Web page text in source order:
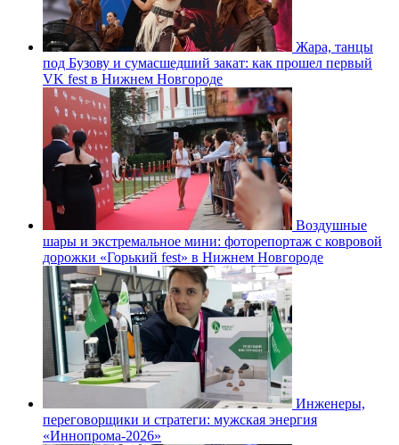
Жара, танцы
под Бузову и сумасшедший закат: как прошел первый
VK fest в Нижнем Новгороде
Воздушные
шары и экстремальное мини: фоторепортаж с ковровой
дорожки «Горький fest» в Нижнем Новгороде
Инженеры,
переговорщики и стратеги: мужская энергия
«Иннопрома-2026»